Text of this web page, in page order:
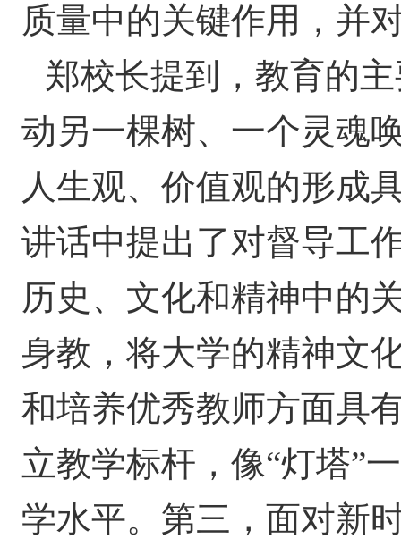
质量中的关键作用，并
郑校长提到，教育的
动另一棵树、一个灵魂
人生观、价值观的形成
讲话中提出了对督导工
历史、文化和精神中的
身教，将大学的精神文
和培养优秀教师方面具
立教学标杆，像“灯塔”
学水平。第三，面对新